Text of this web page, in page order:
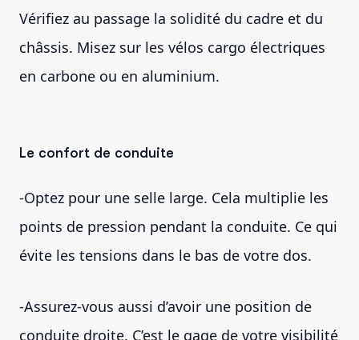
Vérifiez au passage la solidité du cadre et du
châssis. Misez sur les vélos cargo électriques
en carbone ou en aluminium.
Le confort de conduite
-Optez pour une selle large. Cela multiplie les
points de pression pendant la conduite. Ce qui
évite les tensions dans le bas de votre dos.
-Assurez-vous aussi d’avoir une position de
conduite droite. C’est le gage de votre visibilité